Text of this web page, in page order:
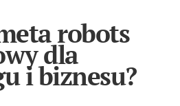
robots
dla
i biznesu?